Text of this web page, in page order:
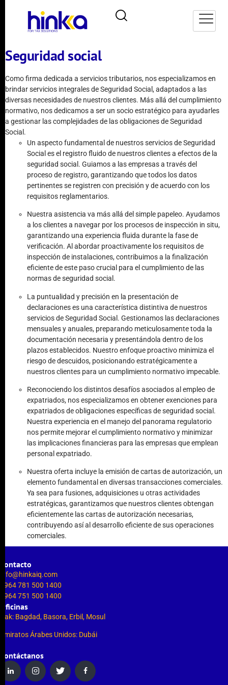
Seguridad social
Como firma dedicada a servicios tributarios, nos especializamos en
brindar servicios integrales de Seguridad Social, adaptados a las
diversas necesidades de nuestros clientes. Más allá del cumplimiento
normativo, nos dedicamos a ser un socio estratégico para ayudarles
a gestionar las complejidades de las obligaciones de Seguridad
Social.
Un aspecto fundamental de nuestros servicios de Seguridad
Social es el registro fluido de nuestros clientes a efectos de la
seguridad social. Guiamos a las empresas a través del
proceso de registro, garantizando que todos los datos
pertinentes se registren con precisión y de acuerdo con los
requisitos reglamentarios.
Nuestra asistencia va más allá del simple papeleo. Ayudamos
a los clientes a navegar por los procesos de inspección in situ,
garantizando una experiencia fluida durante la fase de
verificación. Al abordar proactivamente los requisitos de
inspección de instalaciones, contribuimos a la finalización
eficiente de este paso crucial para el cumplimiento de las
normas de seguridad social.
La puntualidad y precisión en la presentación de
declaraciones es una característica distintiva de nuestros
servicios de Seguridad Social. Gestionamos las declaraciones
mensuales y anuales, preparando meticulosamente toda la
documentación necesaria y presentándola dentro de los
plazos establecidos. Nuestro enfoque proactivo minimiza el
riesgo de descuidos, posicionando estratégicamente a
nuestros clientes para un cumplimiento normativo impecable.
Reconociendo los distintos desafíos asociados al empleo de
expatriados, nos especializamos en obtener exenciones para
expatriados de obligaciones específicas de seguridad social.
Nuestra experiencia en el manejo del panorama regulatorio
nos permite mejorar el cumplimiento normativo y minimizar
las implicaciones financieras para las empresas que emplean
personal expatriado.
Nuestra oferta incluye la emisión de cartas de autorización, un
elemento fundamental en diversas transacciones comerciales.
Ya sea para fusiones, adquisiciones u otras actividades
estratégicas, garantizamos que nuestros clientes obtengan
eficientemente las cartas de autorización necesarias,
contribuyendo así al desarrollo eficiente de sus operaciones
comerciales.
Contacto
info@hinkaiq.com
+964 781 500 1400
+964 751 500 1400
Oficinas
Irak: Bagdad, Basora, Erbil, Mosul
Emiratos Árabes Unidos: Dubái
Contáctanos